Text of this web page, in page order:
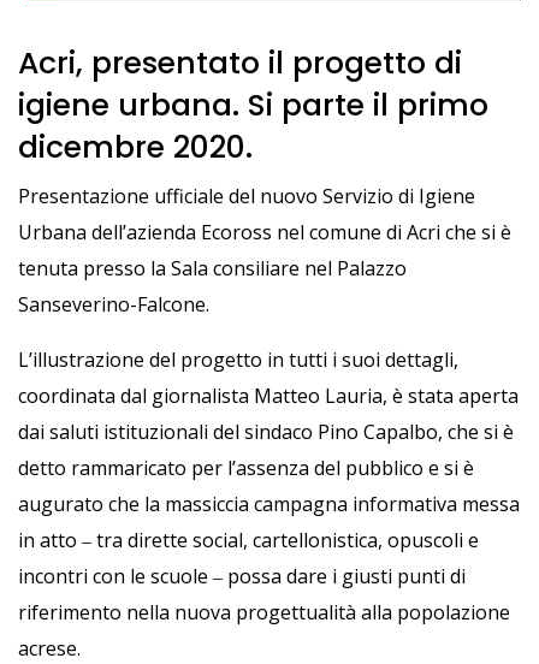
Acri, presentato il progetto di
igiene urbana. Si parte il primo
dicembre 2020.
Presentazione ufficiale del nuovo Servizio di Igiene
Urbana dell’azienda Ecoross nel comune di Acri che si è
tenuta presso la Sala consiliare nel Palazzo
Sanseverino-Falcone.
L’illustrazione del progetto in tutti i suoi dettagli,
coordinata dal giornalista Matteo Lauria, è stata aperta
dai saluti istituzionali del sindaco Pino Capalbo, che si è
detto rammaricato per l’assenza del pubblico e si è
augurato che la massiccia campagna informativa messa
in atto ‒ tra dirette social, cartellonistica, opuscoli e
incontri con le scuole ‒ possa dare i giusti punti di
riferimento nella nuova progettualità alla popolazione
acrese.